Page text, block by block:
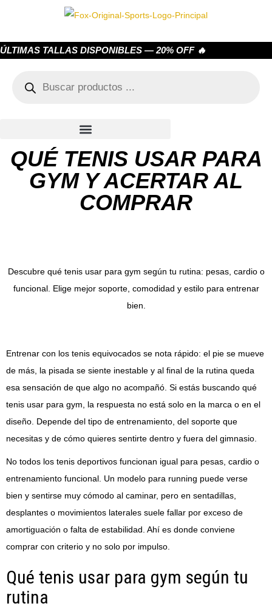
ÚLTIMAS TALLAS DISPONIBLES — 20% OFF 🔥
QUÉ TENIS USAR PARA
GYM Y ACERTAR AL
COMPRAR
Descubre qué tenis usar para gym según tu rutina: pesas, cardio o
funcional. Elige mejor soporte, comodidad y estilo para entrenar
bien.
Entrenar con los tenis equivocados se nota rápido: el pie se mueve
de más, la pisada se siente inestable y al final de la rutina queda
esa sensación de que algo no acompañó. Si estás buscando qué
tenis usar para gym, la respuesta no está solo en la marca o en el
diseño. Depende del tipo de entrenamiento, del soporte que
necesitas y de cómo quieres sentirte dentro y fuera del gimnasio.
No todos los tenis deportivos funcionan igual para pesas, cardio o
entrenamiento funcional. Un modelo para running puede verse
bien y sentirse muy cómodo al caminar, pero en sentadillas,
desplantes o movimientos laterales suele fallar por exceso de
amortiguación o falta de estabilidad. Ahí es donde conviene
comprar con criterio y no solo por impulso.
Qué tenis usar para gym según tu
rutina